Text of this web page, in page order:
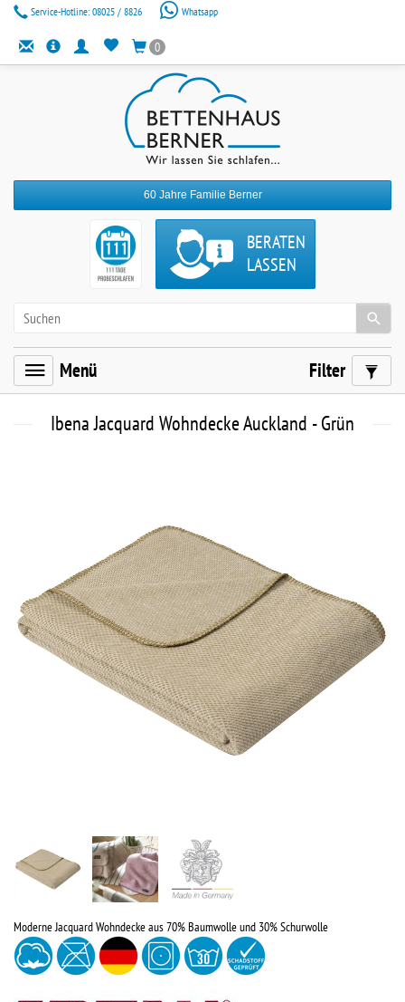
Service-Hotline: 08025 / 8826 Whatsapp
0
60 Jahre Familie Berner
BERATEN
LASSEN
Menü Filter
Ibena Jacquard Wohndecke Auckland - Grün
Moderne Jacquard Wohndecke aus 70% Baumwolle und 30% Schurwolle